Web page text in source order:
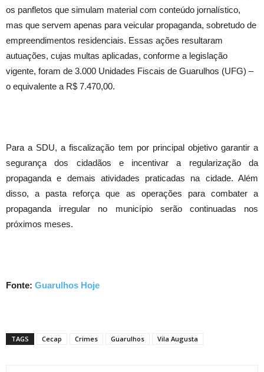
os panfletos que simulam material com conteúdo jornalístico,
mas que servem apenas para veicular propaganda, sobretudo de
empreendimentos residenciais. Essas ações resultaram
autuações, cujas multas aplicadas, conforme a legislação
vigente, foram de 3.000 Unidades Fiscais de Guarulhos (UFG) –
o equivalente a R$ 7.470,00.
Para a SDU, a fiscalização tem por principal objetivo garantir a
segurança dos cidadãos e incentivar a regularização da
propaganda e demais atividades praticadas na cidade. Além
disso, a pasta reforça que as operações para combater a
propaganda irregular no município serão continuadas nos
próximos meses.
Fonte: Guarulhos Hoje
TAGS Cecap Crimes Guarulhos Vila Augusta